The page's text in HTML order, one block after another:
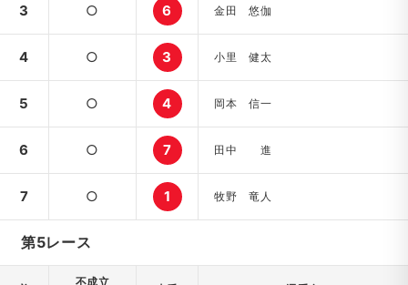
3 ○ 6 金田 悠伽
4 ○ 3 小里 健太
5 ○ 4 岡本 信一
6 ○ 7 田中 進
7 ○ 1 牧野 竜人
第5レース
不成立